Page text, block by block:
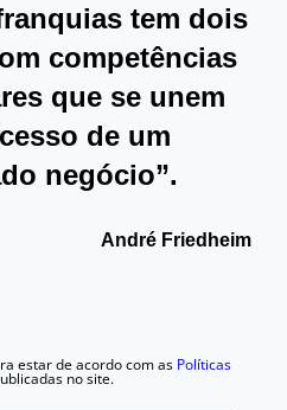
tem dois
competências
que se unem
de um
negócio”.
André Friedheim
estar de acordo com as Políticas
no site.